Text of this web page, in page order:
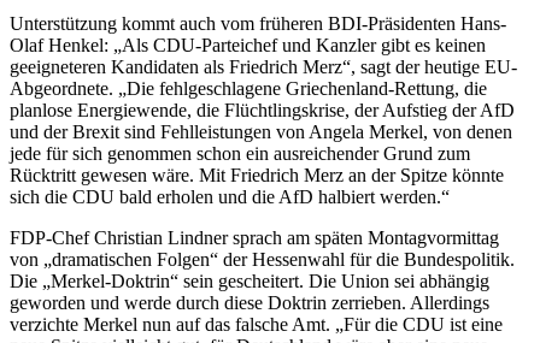
Unterstützung kommt auch vom früheren BDI-Präsidenten Hans-
Olaf Henkel: „Als CDU-Parteichef und Kanzler gibt es keinen
geeigneteren Kandidaten als Friedrich Merz“, sagt der heutige EU-
Abgeordnete. „Die fehlgeschlagene Griechenland-Rettung, die
planlose Energiewende, die Flüchtlingskrise, der Aufstieg der AfD
und der Brexit sind Fehlleistungen von Angela Merkel, von denen
jede für sich genommen schon ein ausreichender Grund zum
Rücktritt gewesen wäre. Mit Friedrich Merz an der Spitze könnte
sich die CDU bald erholen und die AfD halbiert werden.“
FDP-Chef Christian Lindner sprach am späten Montagvormittag
von „dramatischen Folgen“ der Hessenwahl für die Bundespolitik.
Die „Merkel-Doktrin“ sein gescheitert. Die Union sei abhängig
geworden und werde durch diese Doktrin zerrieben. Allerdings
verzichte Merkel nun auf das falsche Amt. „Für die CDU ist eine